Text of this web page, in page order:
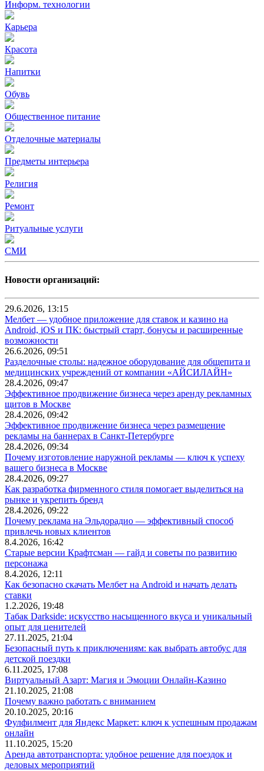
Информ. технологии
Карьера
Красота
Напитки
Обувь
Общественное питание
Отделочные материалы
Предметы интерьера
Религия
Ремонт
Ритуальные услуги
СМИ
Новости организаций:
29.6.2026, 13:15
Мелбет — удобное приложение для ставок и казино на
Android, iOS и ПК: быстрый старт, бонусы и расширенные
возможности
26.6.2026, 09:51
Разделочные столы: надежное оборудование для общепита и
медицинских учреждений от компании «АЙСИЛАЙН»
28.4.2026, 09:47
Эффективное продвижение бизнеса через аренду рекламных
щитов в Москве
28.4.2026, 09:42
Эффективное продвижение бизнеса через размещение
рекламы на баннерах в Санкт-Петербурге
28.4.2026, 09:34
Почему изготовление наружной рекламы — ключ к успеху
вашего бизнеса в Москве
28.4.2026, 09:27
Как разработка фирменного стиля помогает выделиться на
рынке и укрепить бренд
28.4.2026, 09:22
Почему реклама на Эльдорадио — эффективный способ
привлечь новых клиентов
8.4.2026, 16:42
Старые версии Крафтсман — гайд и советы по развитию
персонажа
8.4.2026, 12:11
Как безопасно скачать Мелбет на Android и начать делать
ставки
1.2.2026, 19:48
Табак Darkside: искусство насыщенного вкуса и уникальный
опыт для ценителей
27.11.2025, 21:04
Безопасный путь к приключениям: как выбрать автобус для
детской поездки
6.11.2025, 17:08
Виртуальный Азарт: Магия и Эмоции Онлайн-Казино
21.10.2025, 21:08
Почему важно работать с вниманием
20.10.2025, 20:16
Фулфилмент для Яндекс Маркет: ключ к успешным продажам
онлайн
11.10.2025, 15:20
Аренда автотранспорта: удобное решение для поездок и
деловых мероприятий